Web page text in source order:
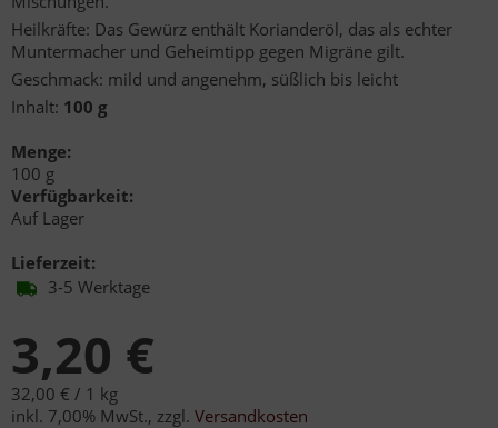
Heilkräfte: Das Gewürz enthält Korianderöl, das als echter
Muntermacher und Geheimtipp gegen Migräne gilt.
Geschmack: mild und angenehm, süßlich bis leicht
Inhalt: 100 g
Menge:
100 g
Verfügbarkeit:
Auf Lager
Lieferzeit:
3-5 Werktage
3,20 €
32,00 € / 1 kg
inkl. 7,00% MwSt., zzgl. Versandkosten